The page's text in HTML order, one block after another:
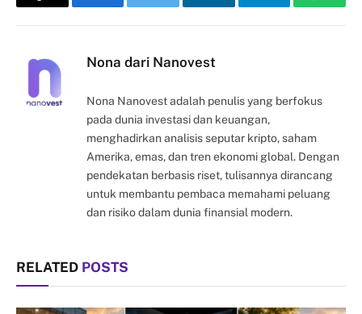
Copy
FacebookTwitter LinkedInTelegram
Nona dari Nanovest
Nona Nanovest adalah penulis yang berfokus
pada dunia investasi dan keuangan,
menghadirkan analisis seputar kripto, saham
Amerika, emas, dan tren ekonomi global. Dengan
pendekatan berbasis riset, tulisannya dirancang
untuk membantu pembaca memahami peluang
dan risiko dalam dunia finansial modern.
RELATED POSTS